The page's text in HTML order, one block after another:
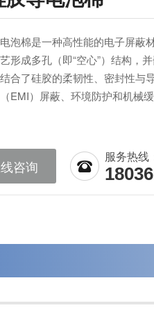
泡棉是一种高性能的电子屏蔽
形成多孔（即“空心”）结构，
合了硅胶的柔韧性、密封性与
EMI）屏蔽、环境防护和机械缓
咨询
服务热线